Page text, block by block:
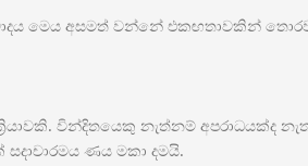
මෙය අසමත් වන්නේ එකඟතාවකින්
වින්දිතයෙකු නැත්නම් අපරාධයක්ද
ණය මකා දමයි.